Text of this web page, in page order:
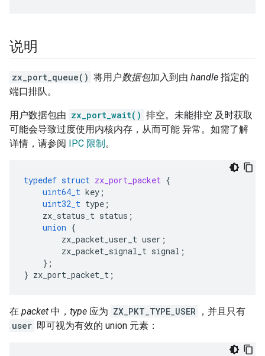
说明
zx_port_queue() 将用户数据包加入到由 handle 指定的
端口排队。
用户数据包由 zx_port_wait() 排空。未能排空 及时获取
可能会导致过度使用内核内存，从而可能 异常。如需了解
详情，请参阅 IPC 限制。
typedef struct zx_port_packet {
uint64_t key ;
uint32_t type ;
zx_status_t status ;
union {
zx_packet_user_t user ;
zx_packet_signal_t signal ;
};
} zx_port_packet_t ;
在 packet 中， type 应为 ZX_PKT_TYPE_USER
，并且只有
user 即可视为有效的 union 元素：